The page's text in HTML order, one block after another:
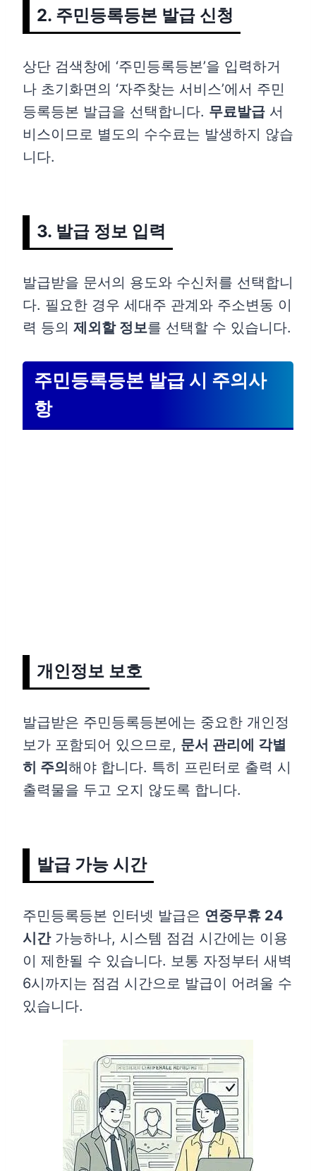
2. 주민등록등본 발급 신청
상단 검색창에 ‘주민등록등본’을 입력하거
나 초기화면의 ‘자주찾는 서비스’에서 주민
등록등본 발급을 선택합니다. 무료발급 서
비스이므로 별도의 수수료는 발생하지 않습
니다.
3. 발급 정보 입력
발급받을 문서의 용도와 수신처를 선택합니
다. 필요한 경우 세대주 관계와 주소변동 이
력 등의 제외할 정보를 선택할 수 있습니다.
주민등록등본 발급 시 주의사
항
개인정보 보호
발급받은 주민등록등본에는 중요한 개인정
보가 포함되어 있으므로, 문서 관리에 각별
히 주의해야 합니다. 특히 프린터로 출력 시
출력물을 두고 오지 않도록 합니다.
발급 가능 시간
주민등록등본 인터넷 발급은 연중무휴 24
시간가능하나, 시스템 점검 시간에는 이용
이 제한될 수 있습니다. 보통 자정부터 새벽
6시까지는 점검 시간으로 발급이 어려울 수
있습니다.